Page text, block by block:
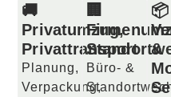
🚚
Privatumzug,
Privattransport
Planung,
Verpackung,
🏢
Büro- &
📦
&